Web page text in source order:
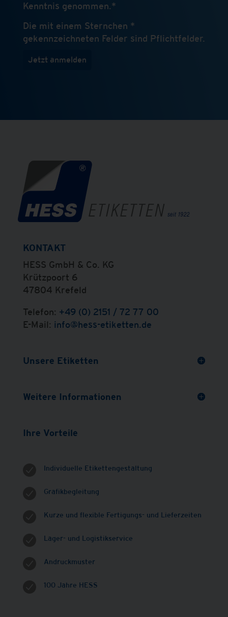
Kenntnis genommen.*
Die mit einem Sternchen *
gekennzeichneten Felder sind Pflichtfelder.
Jetzt anmelden
KONTAKT
HESS GmbH & Co. KG
Krützpoort 6
47804 Krefeld
Telefon: +49 (0) 2151 / 72 77 00
E-Mail: info@hess-etiketten.de
Unsere Etiketten
Weitere Informationen
Ihre Vorteile
Individuelle Etikettengestaltung
Grafikbegleitung
Kurze und flexible Fertigungs- und Lieferzeiten
Lager- und Logistikservice
Andruckmuster
100 Jahre HESS